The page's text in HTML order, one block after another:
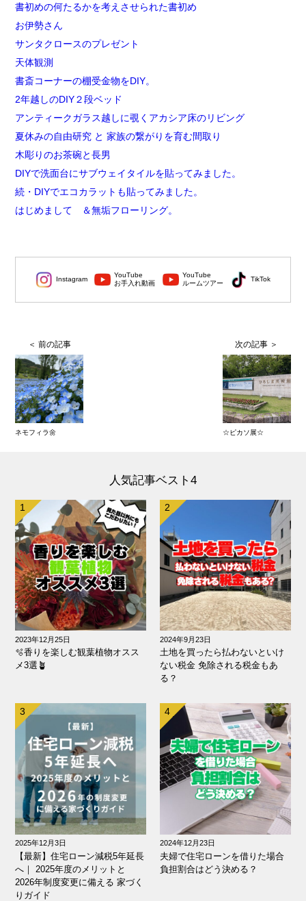
書初めの何たるかを考えさせられた書初め
お伊勢さん
サンタクロースのプレゼント
天体観測
書斎コーナーの棚受金物をDIY。
2年越しのDIY２段ベッド
アンティークガラス越しに覗くアカシア床のリビング
夏休みの自由研究 と 家族の繋がりを育む間取り
木彫りのお茶碗と長男
DIYで洗面台にサブウェイタイルを貼ってみました。
続・DIYでエコカラットも貼ってみました。
はじめまして ＆無垢フローリング。
Instagram
YouTube
お手入れ動画
YouTube
ルームツアー
TikTok
ネモフィラ🌼 ☆ピカソ展☆
人気記事ベスト4
2023年12月25日
🫧香りを楽しむ観葉植物オスス
メ3選🪴
2024年9月23日
土地を買ったら払わないといけ
ない税金 免除される税金もあ
る？
2025年12月3日
【最新】住宅ローン減税5年延長
へ｜ 2025年度のメリットと
2026年制度変更に備える 家づく
りガイド
2024年12月23日
夫婦で住宅ローンを借りた場合
負担割合はどう決める？